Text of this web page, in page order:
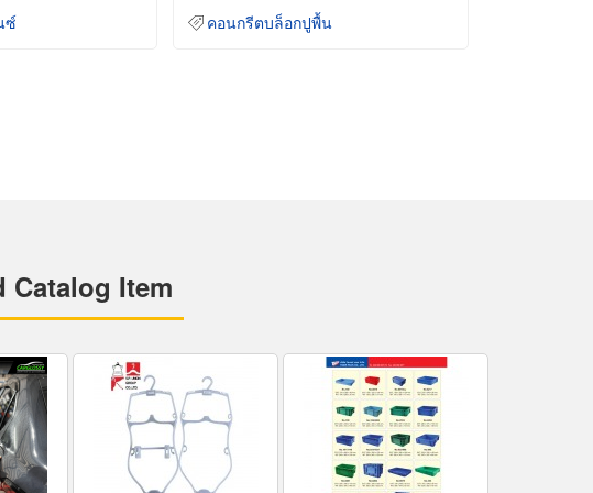
ซ์ คอนกรีตบล็อกปูพื้น
Catalog Item